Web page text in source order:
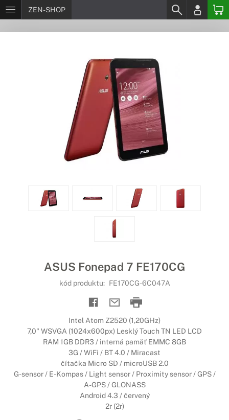
ZEN-SHOP
ASUS Fonepad 7 FE170CG
kód produktu: FE170CG-6C047A
Intel Atom Z2520 (1,20GHz)
7,0" WSVGA (1024x600px) Lesklý Touch TN LED LCD
RAM 1GB DDR3 / interná pamäť EMMC 8GB
3G / WiFi / BT 4.0 / Miracast
čítačka Micro SD / microUSB 2.0
G-sensor / E-Kompas / Light sensor / Proximity sensor / GPS /
A-GPS / GLONASS
Android 4.3 / červený
2r (2r)